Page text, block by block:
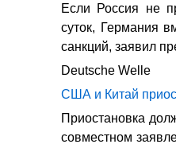
Если Россия не
суток, Германия
санкций, заявил
Deutsche Welle
США и Китай
Приостановка
совместном